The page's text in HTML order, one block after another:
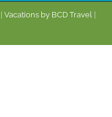
Vacations by BCD Travel|